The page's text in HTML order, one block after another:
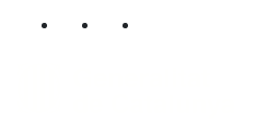
Segueix-nos al